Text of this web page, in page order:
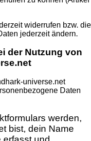
widerrufen bzw. die
jederzeit ändern.
der Nutzung von
universe.net
Daten
werden,
bist, dein Name